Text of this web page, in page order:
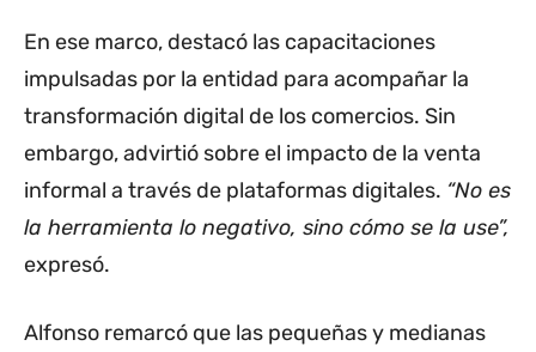
En ese marco, destacó las capacitaciones
impulsadas por la entidad para acompañar la
transformación digital de los comercios. Sin
embargo, advirtió sobre el impacto de la venta
informal a través de plataformas digitales. “No es
la herramienta lo negativo, sino cómo se la use”,
expresó.
Alfonso remarcó que las pequeñas y medianas